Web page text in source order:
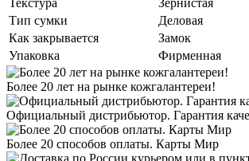
Текстура
Зернистая
Тип сумки
Деловая
Как закрывается
Замок
Упаковка
Фирменная
Более 20 лет на рынке кожгалантереи!
Официальный дистрибьютор. Гарантия
Более 20 способов оплаты. Карты Мир